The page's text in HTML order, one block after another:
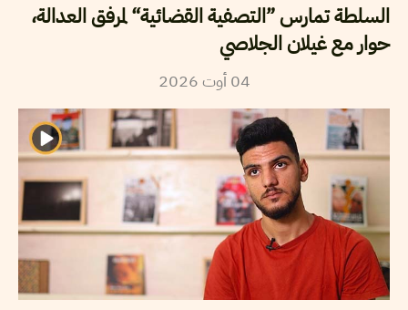
السلطة تمارس ”التصفية القضائية“ لمرفق العدالة،
حوار مع غيلان الجلاصي
04 أوت2026